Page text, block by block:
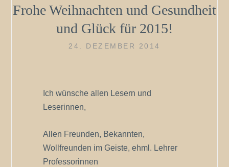
Frohe Weihnachten und Gesundheit
und Glück für 2015!
24. DEZEMBER 2014
Ich wünsche allen Lesern und
Leserinnen,
Allen Freunden, Bekannten,
Wollfreunden im Geiste, ehml. Lehrer
Professorinnen